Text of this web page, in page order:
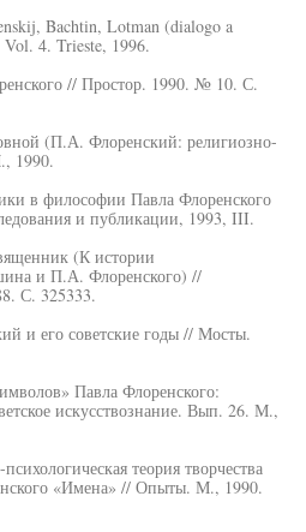
Bachtin, Lotman (dialogo a
Vol. 4. Trieste, 1996.
// Простор. 1990. № 10. С.
(П.А. Флоренский: религиозно-
1990.
в философии Павла Флоренского
и публикации, 1993, III.
(К истории
и П.А. Флоренского) //
С. 325333.
и его советские годы // Мосты.
Павла Флоренского:
искусствознание. Вып. 26. М.,
теория творчества
«Имена» // Опыты. М., 1990.